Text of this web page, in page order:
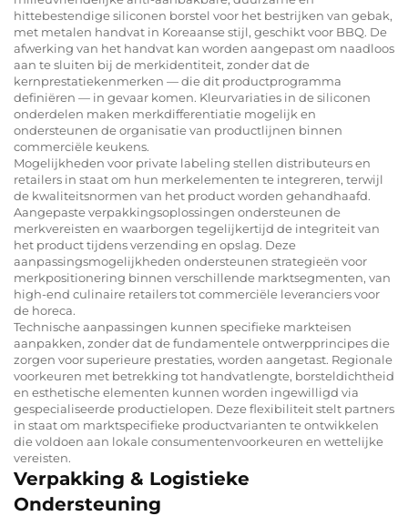
hittebestendige siliconen borstel voor het bestrijken van gebak,
met metalen handvat in Koreaanse stijl, geschikt voor BBQ. De
afwerking van het handvat kan worden aangepast om naadloos
aan te sluiten bij de merkidentiteit, zonder dat de
kernprestatiekenmerken — die dit productprogramma
definiëren — in gevaar komen. Kleurvariaties in de siliconen
onderdelen maken merkdifferentiatie mogelijk en
ondersteunen de organisatie van productlijnen binnen
commerciële keukens.
Mogelijkheden voor private labeling stellen distributeurs en
retailers in staat om hun merkelementen te integreren, terwijl
de kwaliteitsnormen van het product worden gehandhaafd.
Aangepaste verpakkingsoplossingen ondersteunen de
merkvereisten en waarborgen tegelijkertijd de integriteit van
het product tijdens verzending en opslag. Deze
aanpassingsmogelijkheden ondersteunen strategieën voor
merkpositionering binnen verschillende marktsegmenten, van
high-end culinaire retailers tot commerciële leveranciers voor
de horeca.
Technische aanpassingen kunnen specifieke markteisen
aanpakken, zonder dat de fundamentele ontwerpprincipes die
zorgen voor superieure prestaties, worden aangetast. Regionale
voorkeuren met betrekking tot handvatlengte, borsteldichtheid
en esthetische elementen kunnen worden ingewilligd via
gespecialiseerde productielopen. Deze flexibiliteit stelt partners
in staat om marktspecifieke productvarianten te ontwikkelen
die voldoen aan lokale consumentenvoorkeuren en wettelijke
vereisten.
Verpakking & Logistieke
Ondersteuning